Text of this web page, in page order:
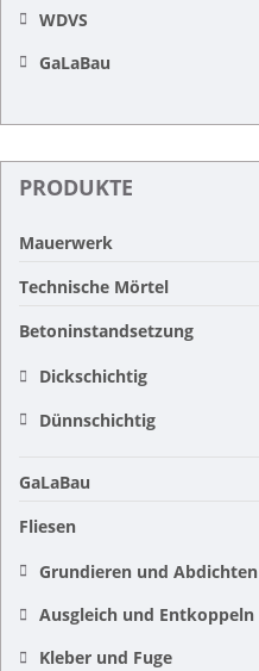
WDVS
GaLaBau
PRODUKTE
Mauerwerk
Technische Mörtel
Betoninstandsetzung
Dickschichtig
Dünnschichtig
GaLaBau
Fliesen
Grundieren und Abdichten
Ausgleich und Entkoppeln
Kleber und Fuge